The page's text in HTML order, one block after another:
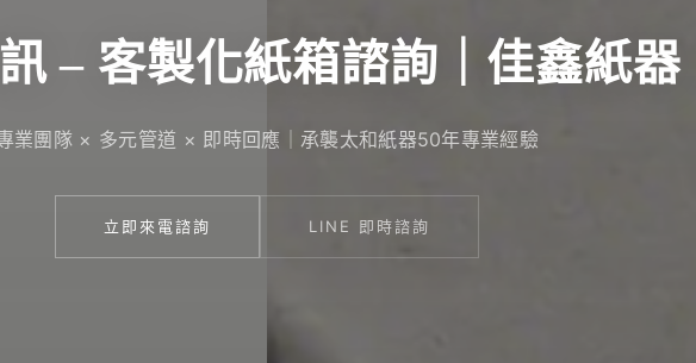
– 客製化紙箱諮詢｜佳鑫紙器
業團隊 × 多元管道 × 即時回應｜承襲太和紙器50年專業經驗
立即來電諮詢 LINE 即時諮詢